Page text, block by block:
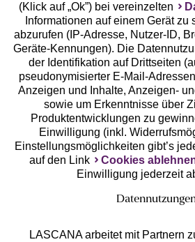
Geprüfte Sicherheit
Unsere Apps
(Klick auf „Ok”) bei vereinzelten
Informationen auf einem Gerät zu
abzurufen (IP-Adresse, Nutzer-ID,
Geräte-Kennungen). Die
der Identifikation auf Drittseiten
pseudonymisierter E-Mail-
Anzeigen und Inhalte, Anzeigen-
sowie um Erkenntnisse über
Produktentwicklungen zu
Einwilligung (inkl.
Einstellungsmöglichkeiten gibt’s
auf den Link
Cookies
Einwilligung jederzeit
LASCANA arbeitet mit Partnern